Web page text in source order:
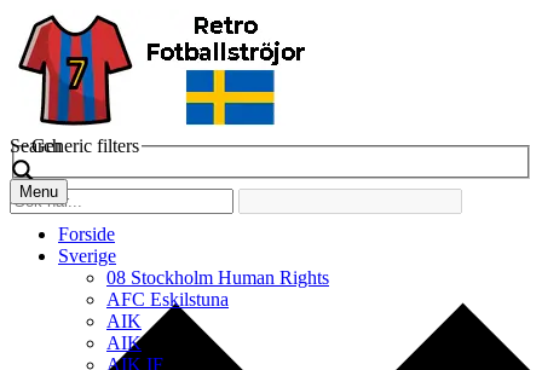
Search
Generic filters
Menu
Forside
Sverige
08 Stockholm Human Rights
AFC Eskilstuna
AIK
AIK
AIK IF